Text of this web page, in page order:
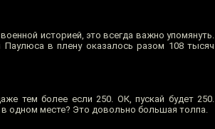
историей, это всегда важно упомянуть.
в плену оказалось разом 108 тысяч
тем более если 250. ОК, пускай будет 250.
одном месте? Это довольно большая толпа.